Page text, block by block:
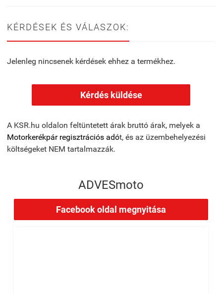
KÉRDÉSEK ÉS VÁLASZOK:
Jelenleg nincsenek kérdések ehhez a termékhez.
Kérdés küldése
A KSR.hu oldalon feltüntetett árak bruttó árak, melyek a
Motorkerékpár regisztrációs adót, és az üzembehelyezési
költségeket NEM tartalmazzák.
ADVESmoto
Facebook oldal megnyitása